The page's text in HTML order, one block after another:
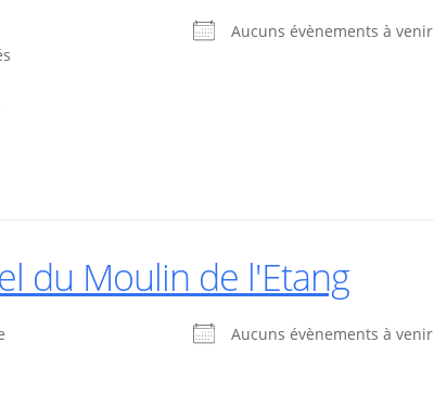
Aucuns évènements à venir
du Moulin de l'Etang
Aucuns évènements à venir